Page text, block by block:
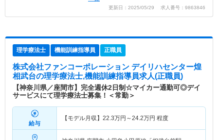
更新日：2025/05/29 求人番号：9863846
理学療法士 機能訓練指導員 正職員
株式会社ファンコーポレーション デイリハセンター煌
相武台の理学療法士,機能訓練指導員求人(正職員)
【神奈川県／座間市】完全週休2日制☆マイカー通勤可◎デイ
サービスにて理学療法士募集！＜常勤＞
給与
【モデル月収】 22.3万円～24.2万円 程度